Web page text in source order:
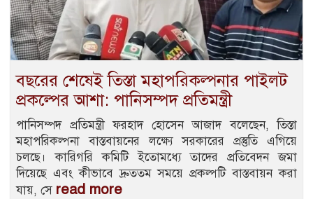
বছরের শেষেই তিস্তা মহাপরিকল্পনার পাইলট
প্রকল্পের আশা: পানিসম্পদ প্রতিমন্ত্রী
পানিসম্পদ প্রতিমন্ত্রী ফরহাদ হোসেন আজাদ বলেছেন, তিস্তা
মহাপরিকল্পনা বাস্তবায়নের লক্ষ্যে সরকারের প্রস্তুতি এগিয়ে
চলছে। কারিগরি কমিটি ইতোমধ্যে তাদের প্রতিবেদন জমা
দিয়েছে এবং কীভাবে দ্রুততম সময়ে প্রকল্পটি বাস্তবায়ন করা
যায়, সে read more